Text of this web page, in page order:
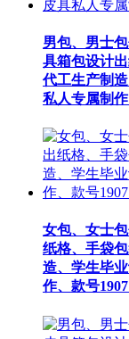
男包、男士
具箱包设计
代工生产制
私人专属制
女包、女士
纸格、手袋
造、学生毕
作、款号